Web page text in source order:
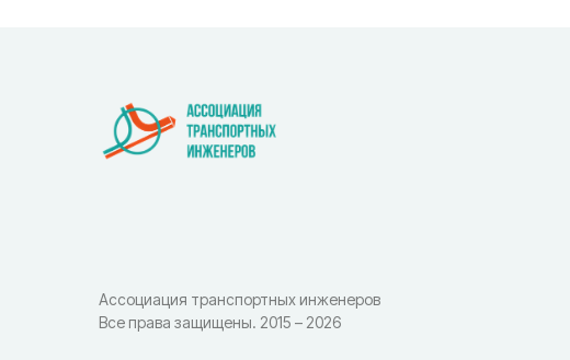
Ассоциация транспортных инженеров
Все права защищены. 2015 – 2026